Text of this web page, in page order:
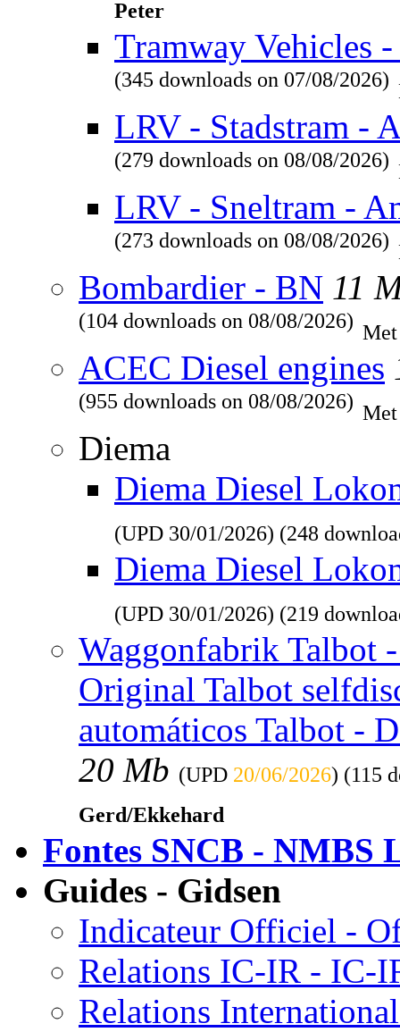
Peter
Tramway Vehicles
(345 downloads on 07/08/2026)
LRV - Stadstram -
(279 downloads on 08/08/2026)
LRV - Sneltram -
(273 downloads on 08/08/2026)
Bombardier - BN 11
(104 downloads on 08/08/2026)
ACEC Diesel engines
(955 downloads on 08/08/2026)
Diema
Diema Diesel
(UPD 30/01/2026) (248
Diema Diesel
(UPD 30/01/2026) (219
Waggonfabrik Talbot
Original Talbot
automáticos Talbot -
20 Mb (UPD 20/06/2026) (115
Gerd/Ekkehard
Fontes SNCB - NMBS
Guides - Gidsen
Indicateur Officiel -
Relations IC-IR - IC-
Relations